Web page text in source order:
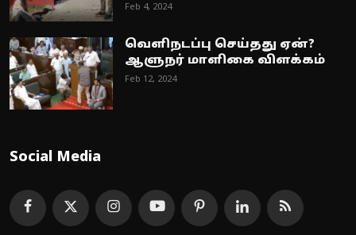
Feb 4, 2024
வெளிநடப்பு செய்தது ஏன்?
ஆளுநர் மாளிகை விளக்கம்
Feb 12, 2024
Social Media